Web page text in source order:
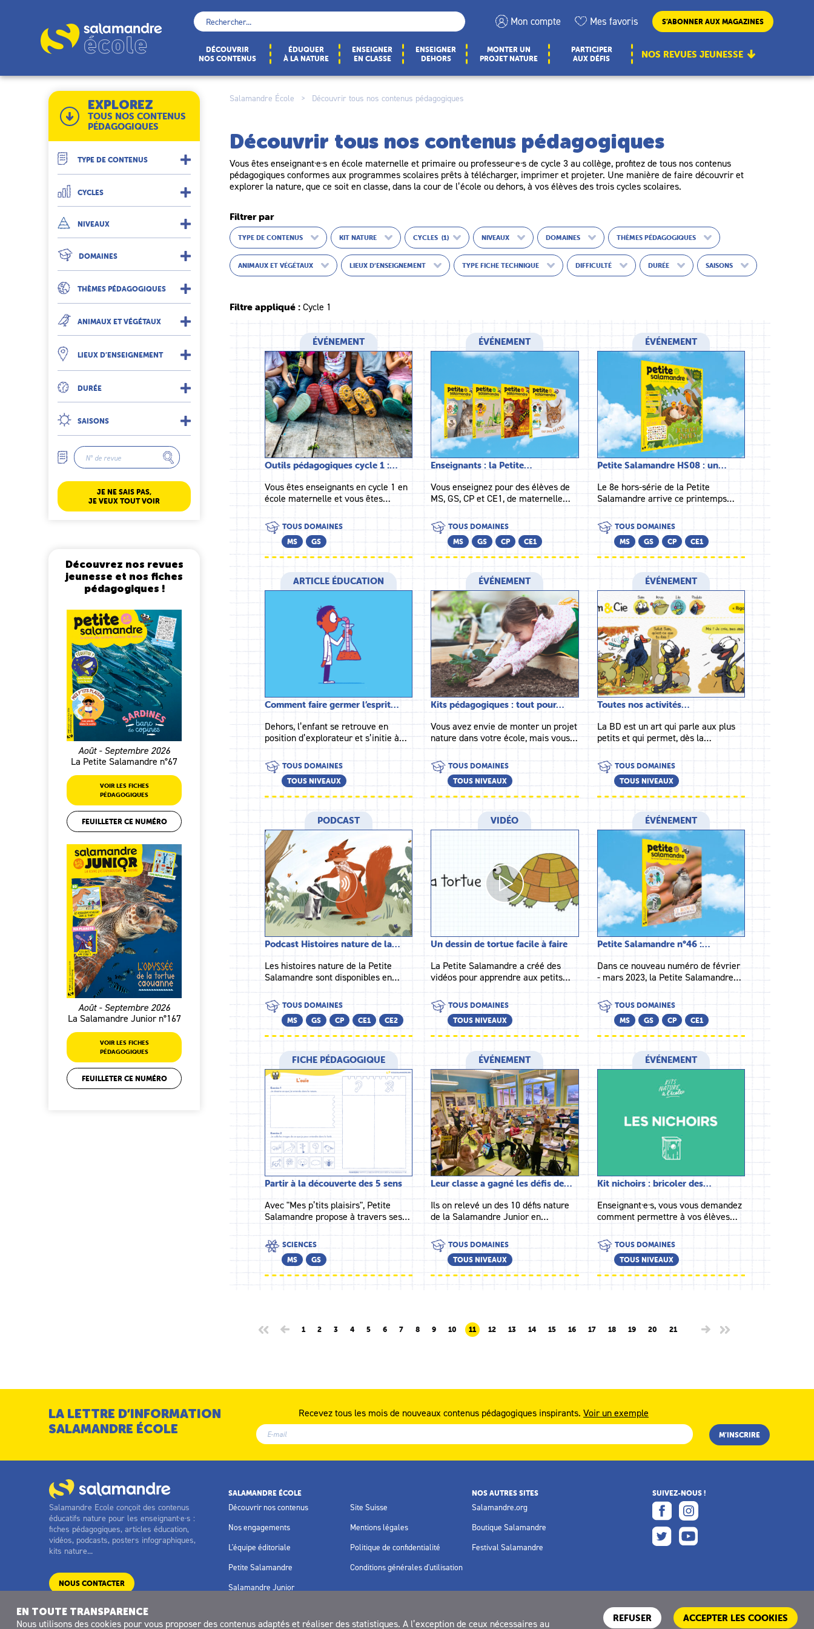
École
Rechercher :
Mon compte Mes favoris S’ABONNER AUX MAGAZINES
DÉCOUVRIR
NOS CONTENUS
ÉDUQUER
À LA NATURE
ENSEIGNER
EN CLASSE
ENSEIGNER
DEHORS
MONTER UN
PROJET NATURE
PARTICIPER
AUX DÉFIS
NOS REVUES JEUNESSE
EXPLOREZ
TOUS NOS CONTENUS
PÉDAGOGIQUES
TYPE DE CONTENUS
CYCLES
NIVEAUX
DOMAINES
THÈMES PÉDAGOGIQUES
ANIMAUX ET VÉGÉTAUX
LIEUX D’ENSEIGNEMENT
DURÉE
SAISONS
JE NE SAIS PAS,
JE VEUX TOUT VOIR
Découvrez nos revues
jeunesse et nos fiches
pédagogiques !
Août - Septembre 2026
La Petite Salamandre n°67
VOIR LES FICHES
PÉDAGOGIQUES
FEUILLETER CE NUMÉRO
Août - Septembre 2026
La Salamandre Junior n°167
VOIR LES FICHES
PÉDAGOGIQUES
FEUILLETER CE NUMÉRO
Salamandre École > Découvrir tous nos contenus pédagogiques
Découvrir tous nos contenus pédagogiques
Vous êtes enseignant·e·s en école maternelle et primaire ou professeur·e·s de cycle 3 au collège, profitez de tous nos contenus
pédagogiques conformes aux programmes scolaires prêts à télécharger, imprimer et projeter. Une manière de faire découvrir et
explorer la nature, que ce soit en classe, dans la cour de l’école ou dehors, à vos élèves des trois cycles scolaires.
Filtrer par
TYPE DE CONTENUS KIT NATURE CYCLES (1) NIVEAUX DOMAINES THÈMES PÉDAGOGIQUES
ANIMAUX ET VÉGÉTAUX LIEUX D’ENSEIGNEMENT TYPE FICHE TECHNIQUE DIFFICULTÉ DURÉE SAISONS
Filtre appliqué : Cycle 1
ÉVÉNEMENT
Outils pédagogiques cycle 1 :…
Vous êtes enseignants en cycle 1 en
école maternelle et vous êtes…
TOUS DOMAINES
MS
GS
ÉVÉNEMENT
Enseignants : la Petite…
Vous enseignez pour des élèves de
MS, GS, CP et CE1, de maternelle…
TOUS DOMAINES
MS
GS CP CE1
ÉVÉNEMENT
Petite Salamandre HS08 : un…
Le 8e hors-série de la Petite
Salamandre arrive ce printemps…
TOUS DOMAINES
MS
GS CP CE1
ARTICLE ÉDUCATION
Comment faire germer l’esprit…
Dehors, l’enfant se retrouve en
position d’explorateur et s’initie à…
TOUS DOMAINES
TOUS NIVEAUX
ÉVÉNEMENT
Kits pédagogiques : tout pour…
Vous avez envie de monter un projet
nature dans votre école, mais vous…
TOUS DOMAINES
TOUS NIVEAUX
ÉVÉNEMENT
Toutes nos activités…
La BD est un art qui parle aux plus
petits et qui permet, dès la…
TOUS DOMAINES
TOUS NIVEAUX
PODCAST
Podcast Histoires nature de la…
Les histoires nature de la Petite
Salamandre sont disponibles en…
TOUS DOMAINES
MS
GS CP CE1 CE2
VIDÉO
Un dessin de tortue facile à faire
La Petite Salamandre a créé des
vidéos pour apprendre aux petits…
TOUS DOMAINES
TOUS NIVEAUX
ÉVÉNEMENT
Petite Salamandre n°46 :…
Dans ce nouveau numéro de février
- mars 2023, la Petite Salamandre…
TOUS DOMAINES
MS
GS CP CE1
FICHE PÉDAGOGIQUE
Partir à la découverte des 5 sens
Avec "Mes p’tits plaisirs", Petite
Salamandre propose à travers ses…
SCIENCES
MS
GS
ÉVÉNEMENT
Leur classe a gagné les défis de…
Ils on relevé un des 10 défis nature
de la Salamandre Junior en…
TOUS DOMAINES
TOUS NIVEAUX
ÉVÉNEMENT
Kit nichoirs : bricoler des…
Enseignant·e·s, vous vous demandez
comment permettre à vos élèves…
TOUS DOMAINES
TOUS NIVEAUX
1 2 3 4 5 6 7 8 9 10 11 12 13 14 15 16 17 18 19 20 21
LA LETTRE D’INFORMATION
SALAMANDRE ÉCOLE
Recevez tous les mois de nouveaux contenus pédagogiques inspirants. Voir un exemple
Salamandre Ecole conçoit des contenus
éducatifs nature pour les enseignant·e·s :
fiches pédagogiques, articles éducation,
vidéos, podcasts, posters infographiques,
kits nature...
NOUS CONTACTER
SALAMANDRE ÉCOLE
Découvrir nos contenus
Nos engagements
L'équipe éditoriale
Petite Salamandre
Salamandre Junior
Site Suisse
Mentions légales
Politique de confidentialité
Conditions générales d'utilisation
NOS AUTRES SITES
Salamandre.org
Boutique Salamandre
Festival Salamandre
SUIVEZ-NOUS !
EN TOUTE TRANSPARENCE
Nous utilisons des cookiespour vous proposer des contenus adaptés et réaliser des statistiques. A l’exception de ceux nécessaires au REFUSER ACCEPTER LES COOKIES